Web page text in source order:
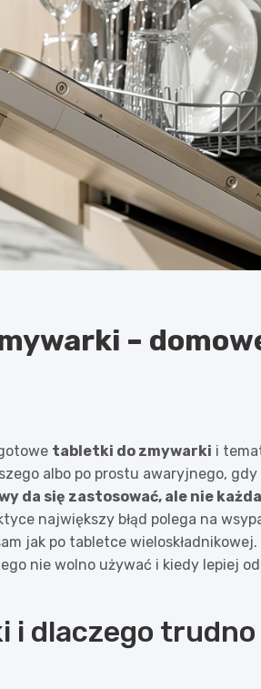
–
tabletki do zmywarki i
albo po prostu awaryjnego, gdy
da się zastosować, ale nie
największy błąd polega na
jak po tabletce wieloskładnikowej.
nie wolno używać i kiedy lepiej
i dlaczego trudno